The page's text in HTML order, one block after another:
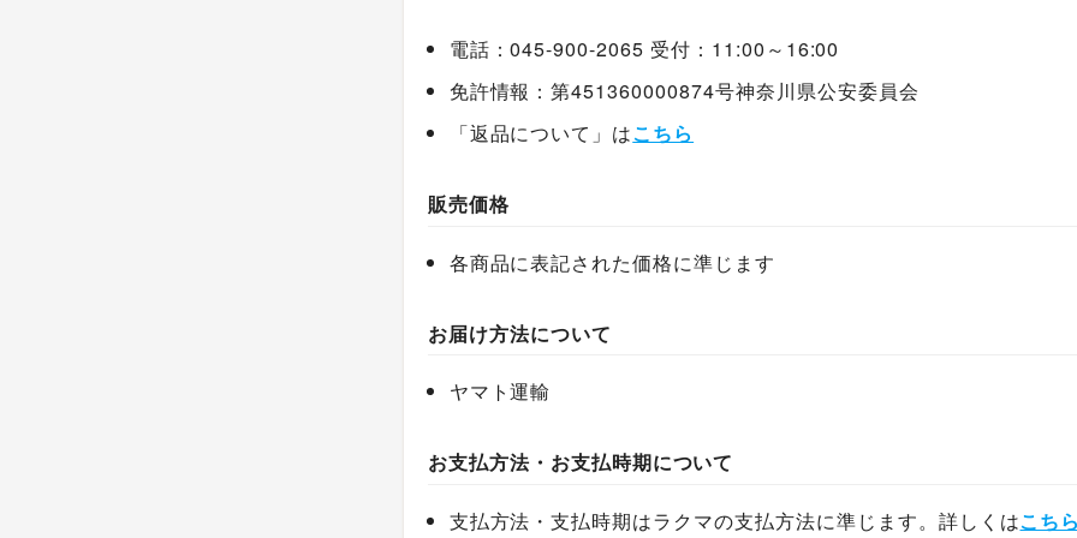
電話：045-900-2065 受付：11:00～16:00
免許情報：第451360000874号神奈川県公安委員会
「返品について」はこちら
販売価格
各商品に表記された価格に準じます
お届け方法について
ヤマト運輸
お支払方法・お支払時期について
支払方法・支払時期はラクマの支払方法に準じます。詳しくはこちら